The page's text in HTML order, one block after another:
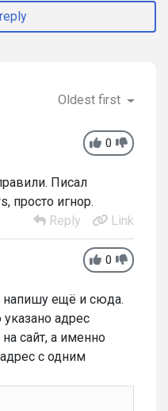
Oldest first
0
Писал
просто игнор.
Reply
Link
0
напишу ещё и сюда.
адрес
сайт, а именно
с одним